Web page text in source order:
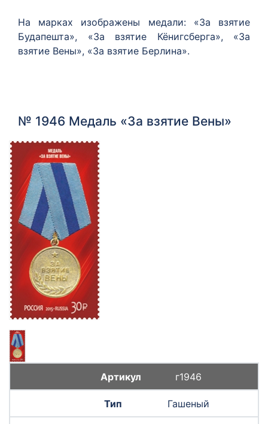
На марках изображены медали: «За взятие
Будапешта», «За взятие Кёнигсберга», «За
взятие Вены», «За взятие Берлина».
№ 1946 Медаль «За взятие Вены»
г1946
Гашеный